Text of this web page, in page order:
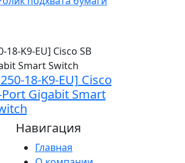
18-K9-EU] Cisco
Port Gigabit Smart
Навигация
Главная